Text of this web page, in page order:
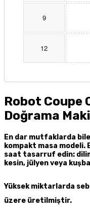
9
12
Robot Coupe
Doğrama
En dar mutfaklarda
kompakt masa modeli.
saat tasarruf edin:
kesin, jülyen veya
Yüksek miktarlarda
üzere üretilmiştir.